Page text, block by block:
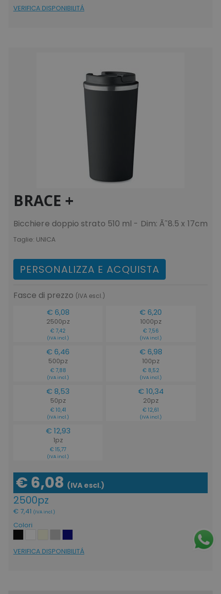
VERIFICA DISPONIBILITÁ
BRACE +
Bicchiere doppio strato 510 ml - Dim: Ã˜8.5 x 17cm
Taglie: UNICA
PERSONALIZZA E ACQUISTA
Fasce di prezzo (IVA escl.)
€ 6,08
2500pz
€ 7,42
(IVA incl.)
€ 6,20
1000pz
€ 7,56
(IVA incl.)
€ 6,46
500pz
€ 7,88
(IVA incl.)
€ 6,98
100pz
€ 8,52
(IVA incl.)
€ 8,53
50pz
€ 10,41
(IVA incl.)
€ 10,34
20pz
€ 12,61
(IVA incl.)
€ 12,93
1pz
€ 15,77
(IVA incl.)
€ 6,08 (IVA escl.)
2500pz
€ 7,41 (IVA incl.)
Colori
VERIFICA DISPONIBILITÁ